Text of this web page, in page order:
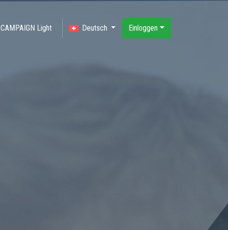
CAMPAIGN Light Deutsch Einloggen